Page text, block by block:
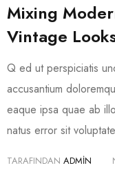
Mixing
Vintage
Q ed ut perspiciatis
accusantium
eaque ipsa quae ab
natus error sit
TARAFINDAN ADMIN